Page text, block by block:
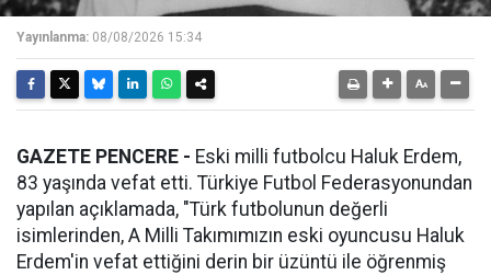
Yayınlanma: 08/08/2026 15:34
GAZETE PENCERE - Eski milli futbolcu Haluk Erdem,
83 yaşında vefat etti. Türkiye Futbol Federasyonundan
yapılan açıklamada, "Türk futbolunun değerli
isimlerinden, A Milli Takımımızın eski oyuncusu Haluk
Erdem'in vefat ettiğini derin bir üzüntü ile öğrenmiş